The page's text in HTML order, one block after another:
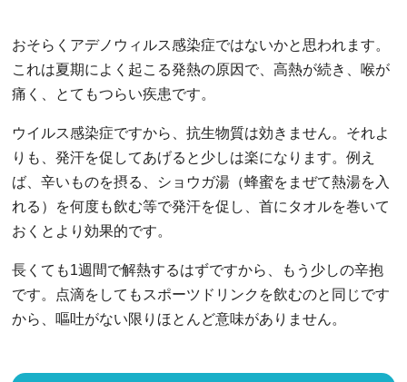
おそらくアデノウィルス感染症ではないかと思われます。
これは夏期によく起こる発熱の原因で、高熱が続き、喉が
痛く、とてもつらい疾患です。
ウイルス感染症ですから、抗生物質は効きません。それよ
りも、発汗を促してあげると少しは楽になります。例え
ば、辛いものを摂る、ショウガ湯（蜂蜜をまぜて熱湯を入
れる）を何度も飲む等で発汗を促し、首にタオルを巻いて
おくとより効果的です。
長くても1週間で解熱するはずですから、もう少しの辛抱
です。点滴をしてもスポーツドリンクを飲むのと同じです
から、嘔吐がない限りほとんど意味がありません。